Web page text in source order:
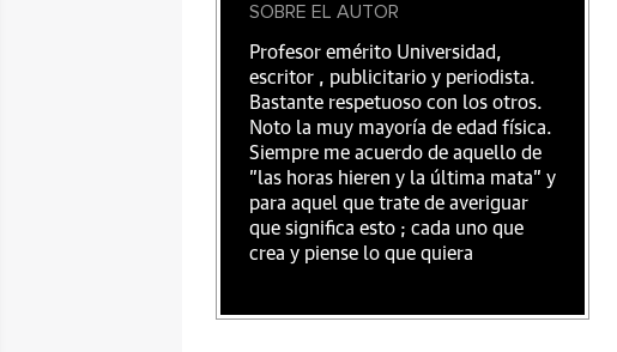
SOBRE EL AUTOR
Profesor emérito Universidad,
escritor , publicitario y periodista.
Bastante respetuoso con los otros.
Noto la muy mayoría de edad física.
Siempre me acuerdo de aquello de
"las horas hieren y la última mata" y
para aquel que trate de averiguar
que significa esto ; cada uno que
crea y piense lo que quiera